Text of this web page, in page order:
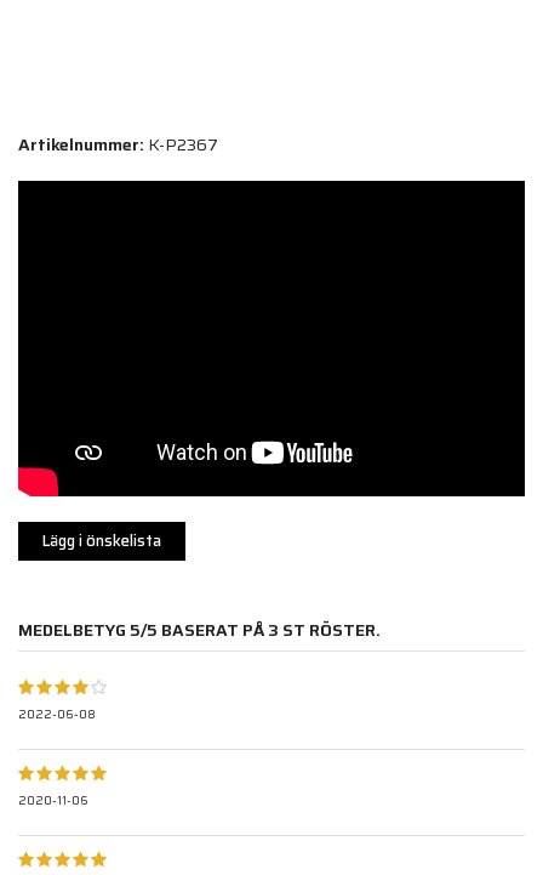
Artikelnummer: K-P2367
Lägg i önskelista
MEDELBETYG 5/5 BASERAT PÅ3 ST RÖSTER.
2022-06-08
2020-11-06